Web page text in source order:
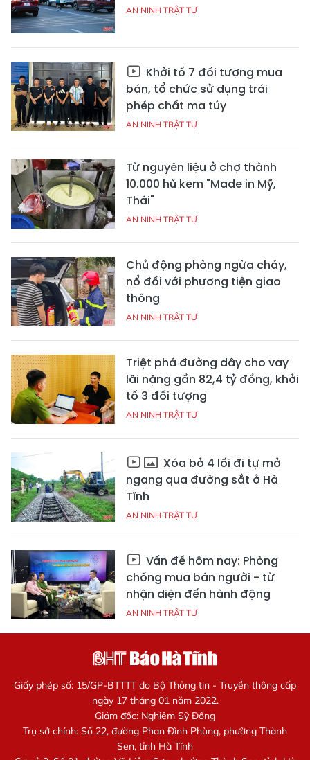
AN NINH TRẬT TỰ
Khởi tố 7 đối tượng mua
bán, tổ chức sử dụng trái
phép chất ma túy
AN NINH TRẬT TỰ
Từ nguyên liệu ở chợ thành
10.000 hũ kem "Made in Mỹ,
Thái"
AN NINH TRẬT TỰ
Chủ động phòng ngừa cháy,
nổ đối với phương tiện giao
thông
AN NINH TRẬT TỰ
Triệt phá đường dây cho vay
lãi nặng gần 82,4 tỷ đồng, khởi
tố 3 đối tượng
AN NINH TRẬT TỰ
Xóa bỏ 4 lối đi tự mở
ngang qua đường sắt ở Hà
Tĩnh
AN NINH TRẬT TỰ
Vấn đề hôm nay: Phòng
chống mua bán người - từ
nhận diện đến hành động
AN NINH TRẬT TỰ
Giấy phép số: 15/GP-BTTTT do Bộ Thông tin - Truyền thông cấp
ngày 17 tháng 01 năm 2022.
Giám đốc: Nghiêm Sỹ Đống
Trụ sở chính: Số 22, đường Phan Đình Phùng, phường Thành
Sen, tỉnh Hà Tĩnh